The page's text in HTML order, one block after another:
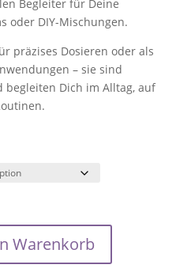
Begleiter für Deine
oder DIY-Mischungen.
präzises Dosieren oder als
– sie sind
Dich im Alltag, auf
Warenkorb